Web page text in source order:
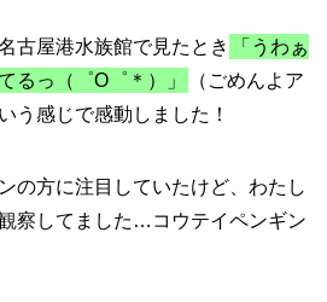
古屋港水族館で見たとき
「うわぁ
るっ（゜O゜＊）」
（ごめんよア
う感じで感動しました！
の方に注目していたけど、わたし
察してました…コウテイペンギン